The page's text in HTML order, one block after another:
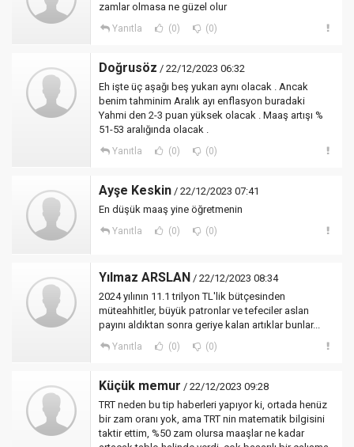
zamlar olmasa ne güzel olur
Yanıtla (0) (0)
Doğrusöz / 22/12/2023 06:32
Eh işte üç aşağı beş yukarı aynı olacak . Ancak
benim tahminim Aralık ayı enflasyon buradaki
Yahmi den 2-3 puan yüksek olacak . Maaş artışı %
51-53 aralığında olacak .
Yanıtla (0) (0)
Ayşe Keskin / 22/12/2023 07:41
En düşük maaş yine öğretmenin
Yanıtla (0) (0)
Yılmaz ARSLAN / 22/12/2023 08:34
2024 yılının 11.1 trilyon TL'lik bütçesinden
müteahhitler, büyük patronlar ve tefeciler aslan
payını aldıktan sonra geriye kalan artıklar bunlar...
Yanıtla (0) (0)
Küçük memur / 22/12/2023 09:28
TRT neden bu tip haberleri yapıyor ki, ortada henüz
bir zam oranı yok, ama TRT nin matematik bilgisini
taktir ettim, %50 zam olursa maaşlar ne kadar